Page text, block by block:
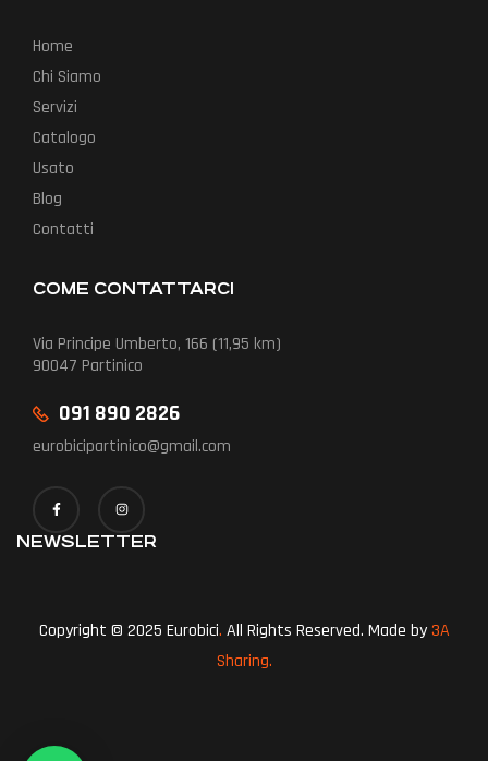
Home
Chi Siamo
Servizi
Catalogo
Usato
Blog
Contatti
COME CONTATTARCI
Via Principe Umberto, 166 (11,95 km)
90047 Partinico
091 890 2826
eurobicipartinico@gmail.com
NEWSLETTER
Copyright © 2025 Eurobici. All Rights Reserved. Made by3A
Sharing.